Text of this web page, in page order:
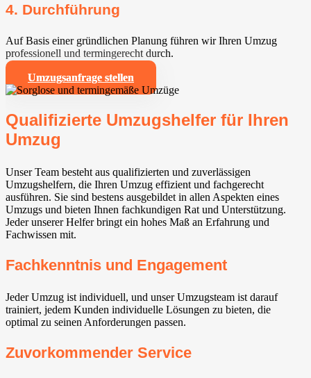
4. Durchführung
Auf Basis einer gründlichen Planung führen wir Ihren Umzug
professionell und termingerecht durch.
Umzugsanfrage stellen
Qualifizierte Umzugshelfer für Ihren
Umzug
Unser Team besteht aus qualifizierten und zuverlässigen
Umzugshelfern, die Ihren Umzug effizient und fachgerecht
ausführen. Sie sind bestens ausgebildet in allen Aspekten eines
Umzugs und bieten Ihnen fachkundigen Rat und Unterstützung.
Jeder unserer Helfer bringt ein hohes Maß an Erfahrung und
Fachwissen mit.
Fachkenntnis und Engagement
Jeder Umzug ist individuell, und unser Umzugsteam ist darauf
trainiert, jedem Kunden individuelle Lösungen zu bieten, die
optimal zu seinen Anforderungen passen.
Zuvorkommender Service